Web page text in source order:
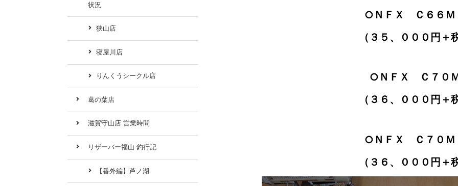
○ＮＦＸ Ｃ６６Ｍ
（３５、０００円＋
○ＮＦＸ Ｃ７０
（３６、０００円＋
○ＮＦＸ Ｃ７０Ｍ
（３６、０００円＋
状況
狭山店
寝屋川店
りんくうシークル店
葛の葉店
滋賀守山店 営業時間
リザーバー福山 釣行記
【番外編】芦ノ湖